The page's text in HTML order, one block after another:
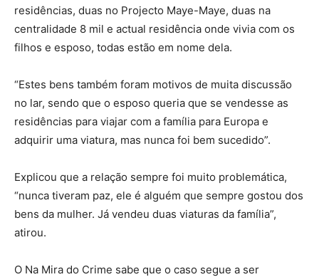
residências, duas no Projecto Maye-Maye, duas na
centralidade 8 mil e actual residência onde vivia com os
filhos e esposo, todas estão em nome dela.
“Estes bens também foram motivos de muita discussão
no lar, sendo que o esposo queria que se vendesse as
residências para viajar com a família para Europa e
adquirir uma viatura, mas nunca foi bem sucedido”.
Explicou que a relação sempre foi muito problemática,
“nunca tiveram paz, ele é alguém que sempre gostou dos
bens da mulher. Já vendeu duas viaturas da família”,
atirou.
O Na Mira do Crime sabe que o caso segue a ser